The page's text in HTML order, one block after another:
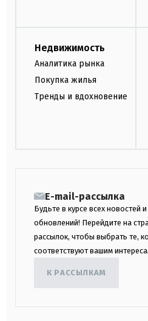
Недвижимость
Аналитика рынка
Покупка жилья
Тренды и вдохновение
E-mail-рассылка
Будьте в курсе всех новостей и
обновлений! Перейдите на
рассылок, чтобы выбрать те,
соответствуют вашим
К РАССЫЛКАМ